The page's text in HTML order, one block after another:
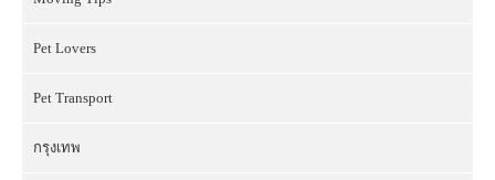
Pet Lovers
Pet Transport
กรุงเทพ